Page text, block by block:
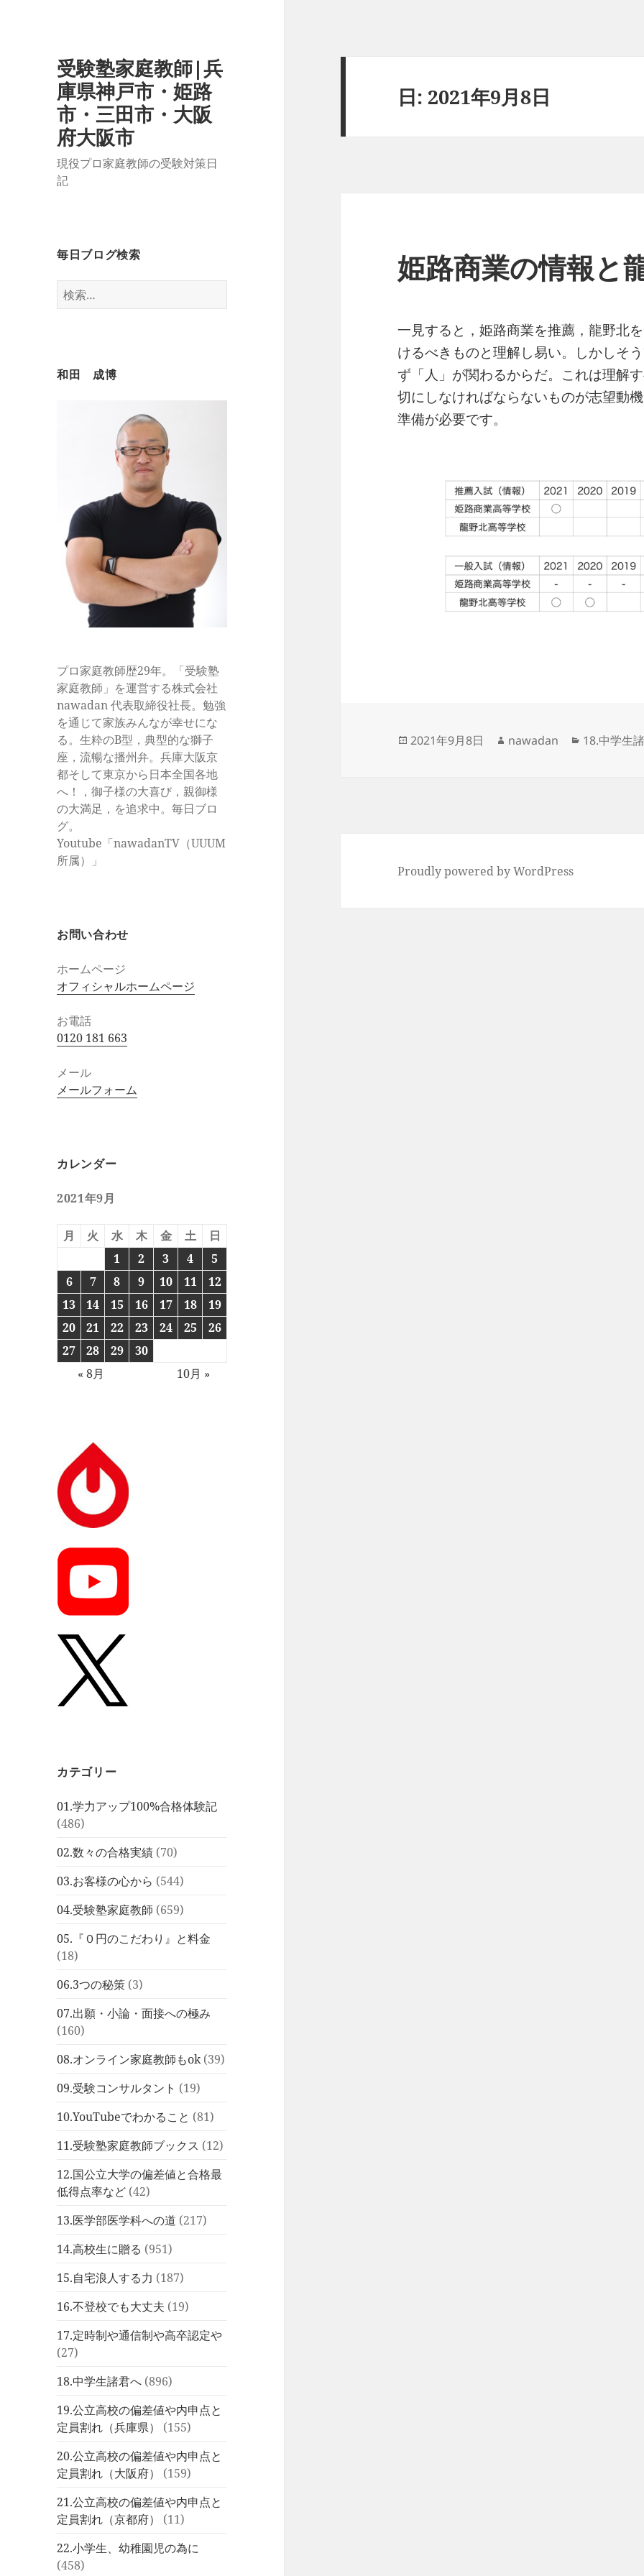
受験塾家庭教師|兵
庫県神戸市・姫路
市・三田市・大阪
府大阪市
現役プロ家庭教師の受験対策日
記
毎日ブログ検索
検
索:
和田 成博
プロ家庭教師歴29年。「受験塾
家庭教師」を運営する株式会社
nawadan 代表取締役社長。勉強
を通じて家族みんなが幸せにな
る。生粋のB型，典型的な獅子
座，流暢な播州弁。兵庫大阪京
都そして東京から日本全国各地
へ！，御子様の大喜び，親御様
の大満足，を追求中。毎日ブロ
グ。
Youtube「nawadanTV（UUUM
所属）」
お問い合わせ
ホームページ
オフィシャルホームページ
お電話
0120 181 663
メール
メールフォーム
カレンダー
2021年9月
月 火 水 木 金 土
日
1
2 3 4
5
6
7 8 9 10 11
12
13
14 15 16 17 18
19
20
21 22 23 24 25
26
27
28 29
30
« 8月
10月 »
カテゴリー
01.学力アップ100%合格体験記
(486)
02.数々の合格実績 (70)
03.お客様の心から (544)
04.受験塾家庭教師 (659)
05.『０円のこだわり』と料金
(18)
06.3つの秘策 (3)
07.出願・小論・面接への極み
(160)
08.オンライン家庭教師もok(39)
09.受験コンサルタント (19)
10.YouTubeでわかること (81)
11.受験塾家庭教師ブックス (12)
12.国公立大学の偏差値と合格最
低得点率など (42)
13.医学部医学科への道 (217)
14.高校生に贈る (951)
15.自宅浪人する力 (187)
16.不登校でも大丈夫 (19)
17.定時制や通信制や高卒認定や
(27)
18.中学生諸君へ (896)
19.公立高校の偏差値や内申点と
定員割れ（兵庫県）
(155)
20.公立高校の偏差値や内申点と
定員割れ（大阪府）
(159)
21.公立高校の偏差値や内申点と
定員割れ（京都府）
(11)
22.小学生、幼稚園児の為に
(458)
日: 2021年9月8日
姫路商業の情報と
一見すると，姫路商業を推薦，龍野北
けるべきものと理解し易い。しかしそ
ず「人」が関わるからだ。これは理解
切にしなければならないものが志望動
準備が必要です。
投
2021年9月8日
作
nawadan
カ
18.中学生
Proudly powered by WordPress